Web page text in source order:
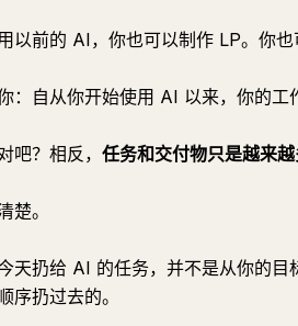
以前的 AI，你也可以制作 LP。你也
：自从你开始使用 AI 以来，你的工
吧？相反， 任务和交付物只是越来
楚。
天扔给 AI 的任务，并不是从你的
序扔过去的。